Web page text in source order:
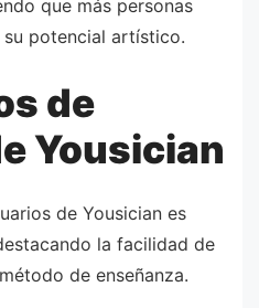
que más personas
potencial artístico.
de
Yousician
de Yousician es
la facilidad de
de enseñanza.